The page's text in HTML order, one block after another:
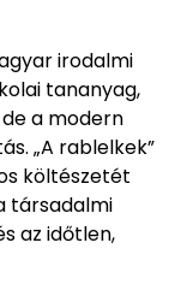
irodalmi
tananyag,
a modern
„A rablelkek”
költészetét
társadalmi
az időtlen,